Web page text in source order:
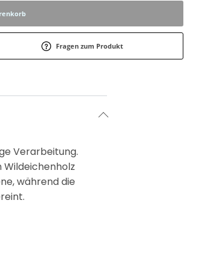
Fragen zum Produkt
Verarbeitung.
während die